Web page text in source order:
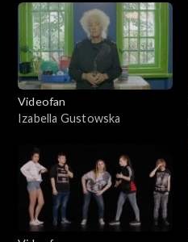
Videofan
Izabella Gustowska